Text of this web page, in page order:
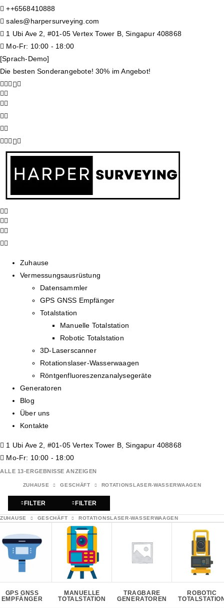
++6568410888
sales@harpersurveying.com
1 Ubi Ave 2, #01-05 Vertex Tower B, Singapur 408868
Mo-Fr: 10:00 - 18:00
[Sprach-Demo]
Die besten Sonderangebote! 30% im Angebot!
Zuhause
Vermessungsausrüstung
Datensammler
GPS GNSS Empfänger
Totalstation
Manuelle Totalstation
Robotic Totalstation
3D-Laserscanner
Rotationslaser-Wasserwaagen
Röntgenfluoreszenzanalysegeräte
Generatoren
Blog
Über uns
Kontakte
1 Ubi Ave 2, #01-05 Vertex Tower B, Singapur 408868
Mo-Fr: 10:00 - 18:00
ALLE 13-ERGEBNISSE ANZEIGEN
ZUHAUSE GESCHÄFT ROTATIONSLASER-WASSERWAAGEN
FILTER FILTER
ZUHAUSE GESCHÄFT ROTATIONSLASER-WASSERWAAGEN
GPS GNSS
EMPFÄNGER
MANUELLE
TOTALSTATION
TRAGBARE
GENERATOREN
ROBOTIC